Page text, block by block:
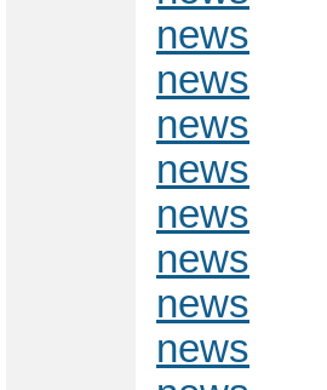
news
news
news
news
news
news
news
news